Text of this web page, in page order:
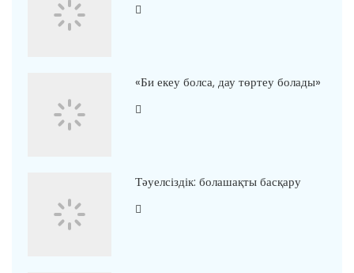
«Би екеу болса, дау төртеу болады»
Тәуелсіздік: болашақты басқару